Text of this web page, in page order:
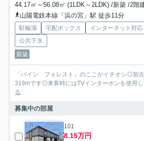
44.17㎡～56.08㎡ (1LDK～2LDK) /新築 /2階
山陽電鉄本線「浜の宮」駅 徒歩11分
駐輪場 宅配ボックス インターネット対応
公共下水
新築
「パイン フォレスト」のここがイチオシ◎加
319mです◎来客時にはTVインターホンを使用
る
募集中の部屋
101
8.15万円